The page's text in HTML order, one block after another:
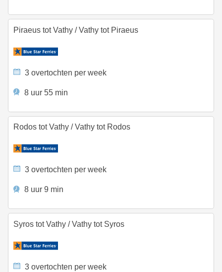
Piraeus tot Vathy /Vathy tot Piraeus
3 overtochten per week
8 uur 55 min
Rodos tot Vathy /Vathy tot Rodos
3 overtochten per week
8 uur 9 min
Syros tot Vathy /Vathy tot Syros
3 overtochten per week